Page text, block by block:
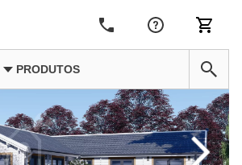
PRODUTOS